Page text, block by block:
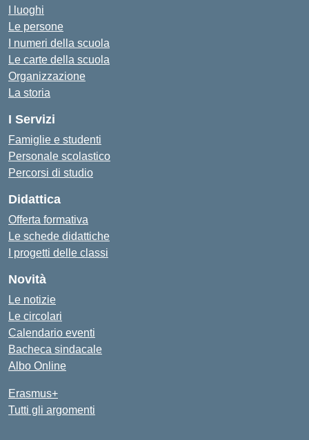
I luoghi
Le persone
I numeri della scuola
Le carte della scuola
Organizzazione
La storia
I Servizi
Famiglie e studenti
Personale scolastico
Percorsi di studio
Didattica
Offerta formativa
Le schede didattiche
I progetti delle classi
Novità
Le notizie
Le circolari
Calendario eventi
Bacheca sindacale
Albo Online
Erasmus+
Tutti gli argomenti